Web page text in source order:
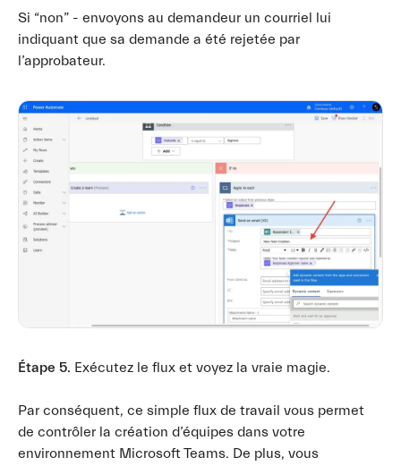
Si “non” - envoyons au demandeur un courriel lui
indiquant que sa demande a été rejetée par
l’approbateur.
Étape 5. Exécutez le flux et voyez la vraie magie.
Par conséquent, ce simple flux de travail vous permet
de contrôler la création d’équipes dans votre
environnement Microsoft Teams. De plus, vous